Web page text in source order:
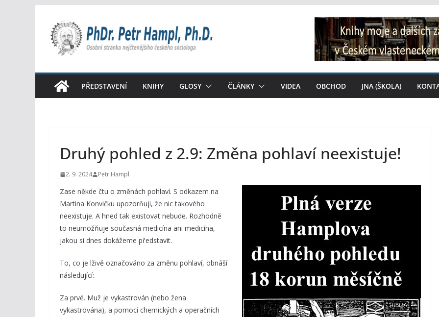
obsah
PŘEDSTAVENÍ KNIHY GLOSY ČLÁNKY VIDEA OBCHOD JNA (ŠKOLA)
Druhý pohled z 2.9: Změna pohlaví neexistuje!
2. 9. 2024 Petr Hampl
Zase někde čtu o změnách pohlaví. S odkazem na
Martina Konvičku upozorňuji, že nic takového
neexistuje. A hned tak existovat nebude. Rozhodně
to neumožňuje současná medicína ani medicína,
jakou si dnes dokážeme představit.
To, co je lživě označováno za změnu pohlaví, obnáší
následující:
Za prvé. Muž je vykastrován (nebo žena
vykastrována), a pomocí chemických a operačních